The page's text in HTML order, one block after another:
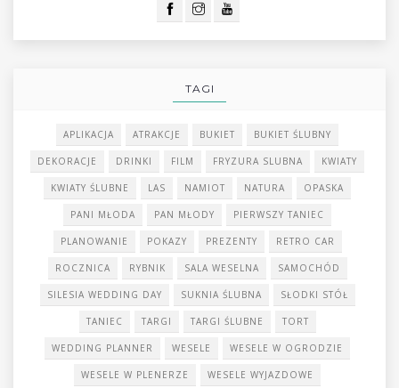
TAGI
APLIKACJA ATRAKCJE BUKIET BUKIET ŚLUBNY
DEKORACJE DRINKI FILM FRYZURA SLUBNA KWIATY
KWIATY ŚLUBNE LAS NAMIOT NATURA OPASKA
PANI MŁODA PAN MŁODY PIERWSZY TANIEC
PLANOWANIE POKAZY PREZENTY RETRO CAR
ROCZNICA RYBNIK SALA WESELNA SAMOCHÓD
SILESIA WEDDING DAY SUKNIA ŚLUBNA SŁODKI STÓŁ
TANIEC TARGI TARGI ŚLUBNE TORT
WEDDING PLANNER WESELE WESELE W OGRODZIE
WESELE W PLENERZE WESELE WYJAZDOWE